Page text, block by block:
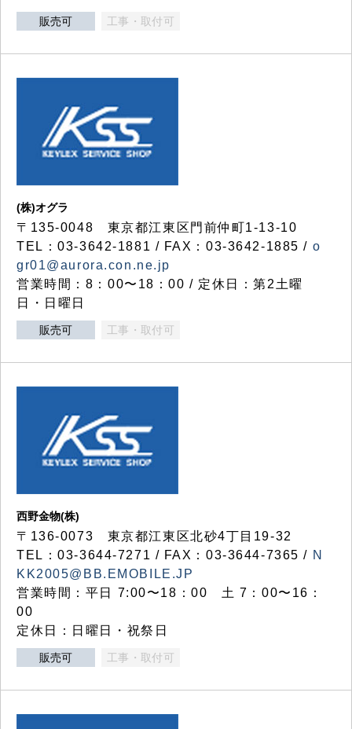
販売可 工事・取付可
(株)オグラ
〒135-0048 東京都江東区門前仲町1-13-10
TEL：03-3642-1881 / FAX：03-3642-1885 / o
gr01@aurora.con.ne.jp
営業時間：8：00〜18：00 / 定休日：第2土曜
日・日曜日
販売可 工事・取付可
西野金物(株)
〒136-0073 東京都江東区北砂4丁目19-32
TEL：03‐3644‐7271 / FAX：03-3644-7365 / N
KK2005@BB.EMOBILE.JP
営業時間：平日 7:00〜18：00 土 7：00〜16：
00
定休日：日曜日・祝祭日
販売可 工事・取付可